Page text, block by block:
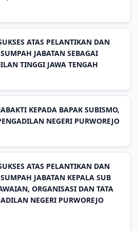
ATAS PELANTIKAN DAN
JABATAN SEBAGAI
TINGGI JAWA TENGAH
KEPADA BAPAK SUBISMO,
NEGERI PURWOREJO
ATAS PELANTIKAN DAN
JABATAN KEPALA SUB
ORGANISASI DAN TATA
NEGERI PURWOREJO